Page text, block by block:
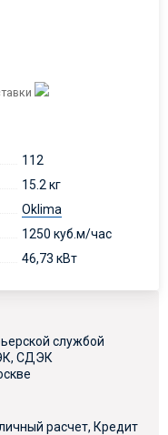
112
15.2 кг
Oklima
1250 куб.м/час
46,73 кВт
службой
СДЭК
расчет, Кредит